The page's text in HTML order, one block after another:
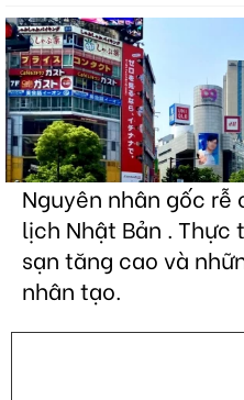
Nguyên nhân gốc rễ
lịch Nhật Bản . Thực
sạn tăng cao và
nhân tạo.